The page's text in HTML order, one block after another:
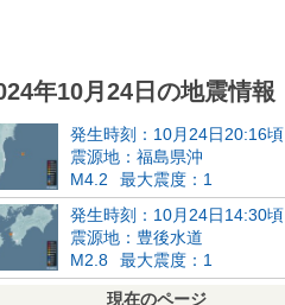
年10月24日の地震情報
発生時刻：10月24日20:16頃
震源地：福島県沖
M4.2
最大震度：1
発生時刻：10月24日14:30頃
震源地：豊後水道
M2.8
最大震度：1
現在のページ